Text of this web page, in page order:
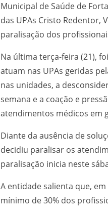
m
Municipal de Saúde de
das UPAs Cristo Redentor,
paralisação dos
Na última terça-feira (21),
atuam nas UPAs geridas
nas unidades, a
semana e a coação e
atendimentos médicos em
Diante da ausência de
decidiu paralisar os
paralisação inicia neste
A entidade salienta que,
mínimo de 30% dos